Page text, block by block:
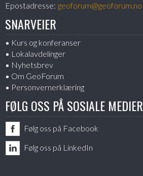
Epostadresse: geoforum@geoforum.no
SNARVEIER
Kurs og konferanser
Lokalavdelinger
Nyhetsbrev
Om GeoForum
Personvernerklæring
FØLG OSS PÅ SOSIALE MEDIER
Følg oss på Facebook
Følg oss på LinkedIn